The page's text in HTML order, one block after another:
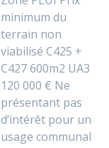
minimum du
terrain non
viabilisé C425 +
C427 600m2 UA3
120 000 € Ne
présentant pas
d’intérêt pour un
usage communal